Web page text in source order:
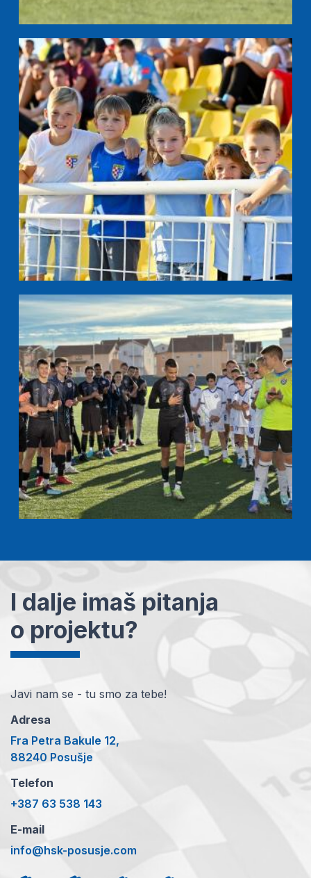
I dalje imaš pitanja
o projektu?
Javi nam se - tu smo za tebe!
Adresa
Fra Petra Bakule 12,
88240 Posušje
Telefon
+387 63 538 143
E-mail
info@hsk-posusje.com